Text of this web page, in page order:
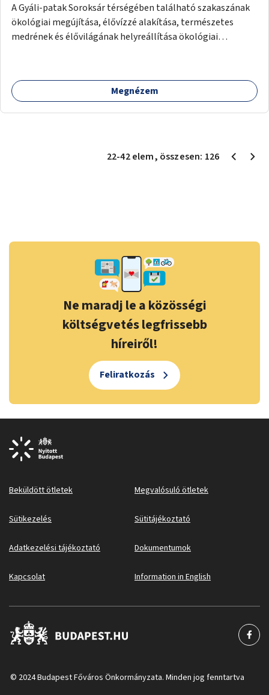
A Gyáli-patak Soroksár térségében található szakaszának
ökológiai megújítása, élővízzé alakítása, természetes
medrének és élővilágának helyreállítása ökológiai
Megnézem
22-42elem, összesen: 126
Ne maradj le a közösségi
költségvetés legfrissebb
híreiről!
Feliratkozás
Beküldött ötletek Megvalósuló ötletek
Sütikezelés Sütitájékoztató
Adatkezelési tájékoztató Dokumentumok
Kapcsolat Information in English
© 2024 Budapest Főváros Önkormányzata. Minden jog fenntartva